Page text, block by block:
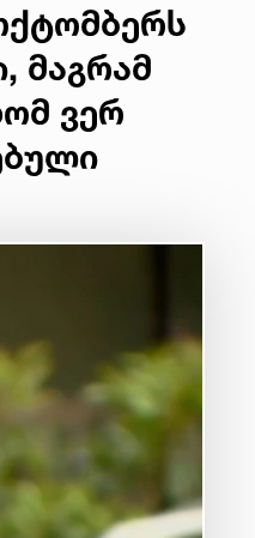
მაგრამ
ვერ